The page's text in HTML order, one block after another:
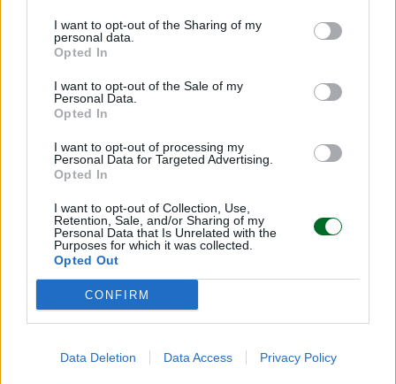
I want to opt-out of the Sharing of my
personal data.
Opted In
I want to opt-out of the Sale of my
Personal Data.
Opted In
I want to opt-out of processing my
Personal Data for Targeted Advertising.
Opted In
I want to opt-out of Collection, Use,
Retention, Sale, and/or Sharing of my
Personal Data that Is Unrelated with the
Purposes for which it was collected.
Opted Out
CONFIRM
Data Deletion Data Access Privacy Policy
Condividi
Scegli Moneta come fonte preferita